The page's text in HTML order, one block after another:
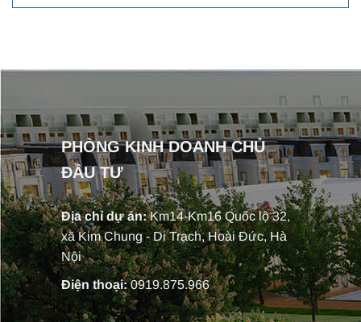
PHÒNG KINH DOANH CHỦ
ĐẦU TƯ
Địa chỉ dự án:Km14-Km16 Quốc lộ 32,
xã Kim Chung - Di Trạch, Hoài Đức, Hà
Nội
Điện thoại:0919.875.966